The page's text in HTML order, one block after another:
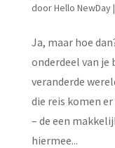
doorHello NewDay|
Ja, maar hoe
onderdeel van je
veranderde
die reis komen
– de een
hiermee...